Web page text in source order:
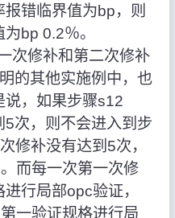
错临界值为bp，则
bp 0.2％。
次修补和第二次修补
的其他实施例中，也
说，如果步骤s12
次，则不会进入到步
修补没有达到5次，
而每一次第一次修
行局部opc验证，
一验证规格进行局